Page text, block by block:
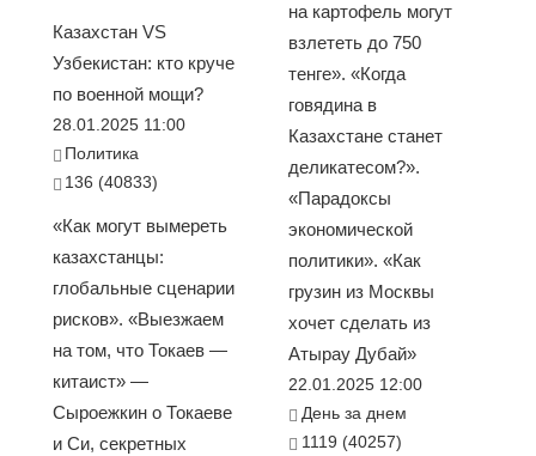
Казахстан VS
Узбекистан: кто круче
по военной мощи?
28.01.2025 11:00
Политика
136 (40833)
«Как могут вымереть
казахстанцы:
глобальные сценарии
рисков». «Выезжаем
на том, что Токаев —
китаист» —
Сыроежкин о Токаеве
и Си, секретных
на картофель могут
взлететь до 750
тенге». «Когда
говядина в
Казахстане станет
деликатесом?».
«Парадоксы
экономической
политики». «Как
грузин из Москвы
хочет сделать из
Атырау Дубай»
22.01.2025 12:00
День за днем
1119 (40257)